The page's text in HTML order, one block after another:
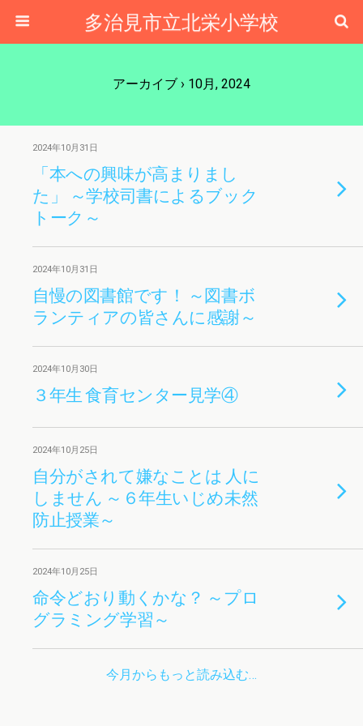
多治見市立北栄小学校
アーカイブ › 10月, 2024
2024年10月31日
「本への興味が高まりまし
た」 ～学校司書によるブック
トーク～
2024年10月31日
自慢の図書館です！ ～図書ボ
ランティアの皆さんに感謝～
2024年10月30日
３年生 食育センター見学④
2024年10月25日
自分がされて嫌なことは 人に
しません ～６年生いじめ未然
防止授業～
2024年10月25日
命令どおり動くかな？ ～プロ
グラミング学習～
今月からもっと読み込む…